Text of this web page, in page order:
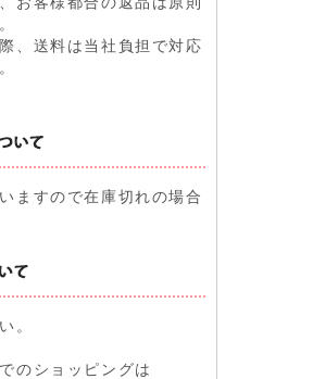
、送料は当社負担で対応
ますので在庫切れの場合
。
のショッピングは